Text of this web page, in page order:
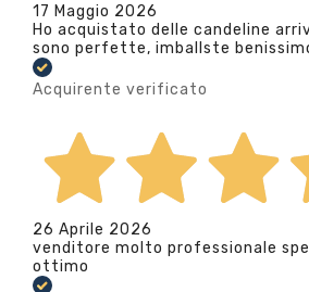
17 Maggio 2026
Ho acquistato delle candeline
sono perfette, imballste
Acquirente verificato
26 Aprile 2026
venditore molto professionale
ottimo